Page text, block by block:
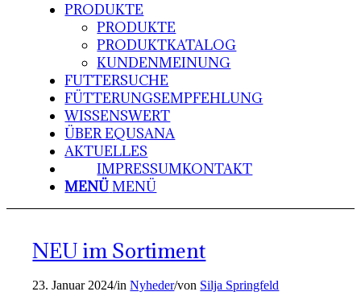
PRODUKTE
PRODUKTE
PRODUKTKATALOG
KUNDENMEINUNG
FUTTERSUCHE
FÜTTERUNGSEMPFEHLUNG
WISSENSWERT
ÜBER EQUSANA
AKTUELLES
KONTAKT
IMPRESSUM
MENÜ MENÜ
NEU im Sortiment
23. Januar 2024/inNyheder/von Silja Springfeld